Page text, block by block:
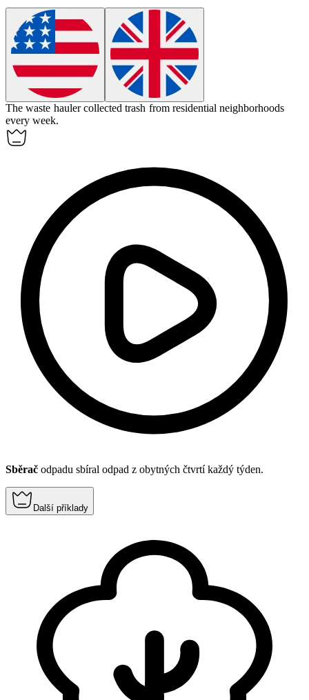
The waste hauler collected trash from residential neighborhoods
every week.
Sběrač odpadu sbíral odpad z obytných čtvrtí každý týden.
Další příklady